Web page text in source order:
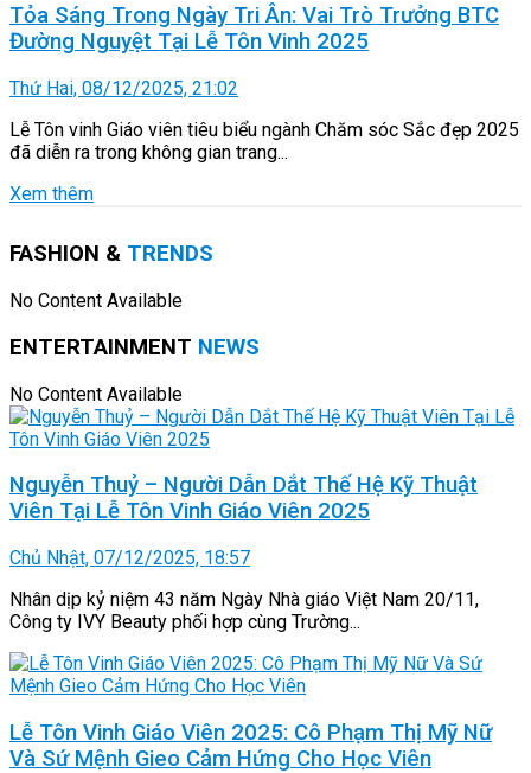
Tỏa Sáng Trong Ngày Tri Ân: Vai Trò Trưởng BTC
Đường Nguyệt Tại Lễ Tôn Vinh 2025
Thứ Hai, 08/12/2025, 21:02
Lễ Tôn vinh Giáo viên tiêu biểu ngành Chăm sóc Sắc đẹp 2025
đã diễn ra trong không gian trang...
Xem thêm
FASHION & TRENDS
No Content Available
ENTERTAINMENT NEWS
No Content Available
Nguyễn Thuỷ – Người Dẫn Dắt Thế Hệ Kỹ Thuật
Viên Tại Lễ Tôn Vinh Giáo Viên 2025
Chủ Nhật, 07/12/2025, 18:57
Nhân dịp kỷ niệm 43 năm Ngày Nhà giáo Việt Nam 20/11,
Công ty IVY Beauty phối hợp cùng Trường...
Lễ Tôn Vinh Giáo Viên 2025: Cô Phạm Thị Mỹ Nữ
Và Sứ Mệnh Gieo Cảm Hứng Cho Học Viên